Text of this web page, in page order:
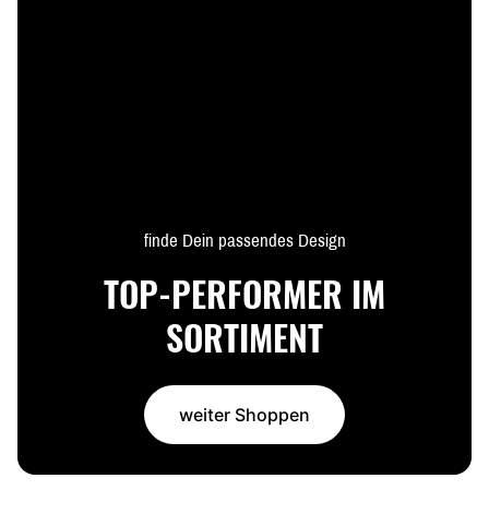
finde Dein passendes Design
TOP-PERFORMER IM
SORTIMENT
weiter Shoppen